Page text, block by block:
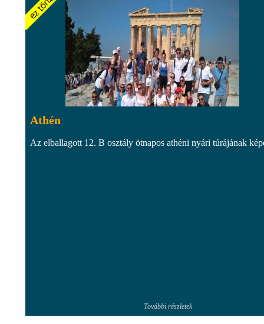
Athén
Az elballagott 12. B osztály ötnapos athéni nyári túrájának
További részletek